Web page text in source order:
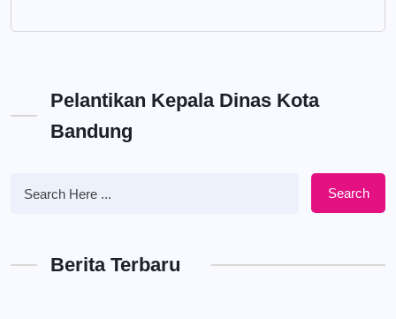
Pelantikan Kepala Dinas Kota
Bandung
Search
Berita Terbaru